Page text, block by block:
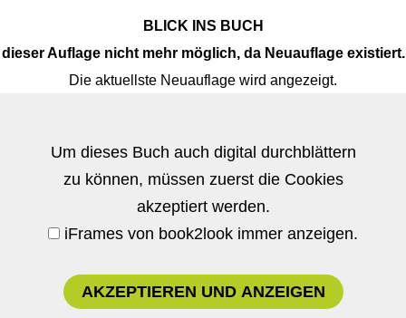
BLICK INS BUCH
dieser Auflage nicht mehr möglich, da Neuauflage existiert.
Die aktuellste Neuauflage wird angezeigt.
Um dieses Buch auch digital durchblättern
zu können, müssen zuerst die Cookies
akzeptiert werden.
iFrames von book2look immer anzeigen.
AKZEPTIEREN UND ANZEIGEN